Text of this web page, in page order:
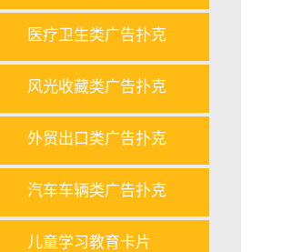
医疗卫生类广告扑克
风光收藏类广告扑克
外贸出口类广告扑克
汽车车辆类广告扑克
儿童学习教育卡片